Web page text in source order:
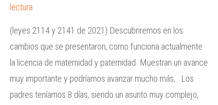
lectura
(leyes 2114 y 2141 de 2021) Descubriremos en los
cambios que se presentaron, como funciona actualmente
la licencia de maternidad y paternidad. Muestran un avance
muy importante y podríamos avanzar mucho más, . Los
padres teníamos 8 días, siendo un asunto muy complejo,